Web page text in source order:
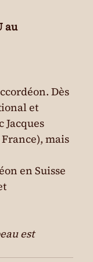
au
Dès
et
mais
en Suisse
est